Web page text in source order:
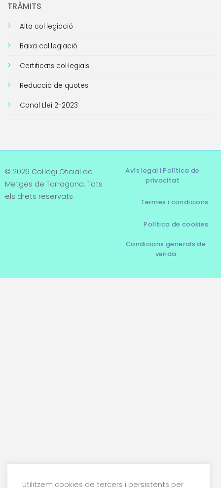
TRÀMITS
Alta col·legiació
Baixa col·legiació
Certificats col·legials
Reducció de quotes
Canal Llei 2-2023
© 2026 Col·legi Oficial de
Metges de Tarragona. Tots
els drets reservats
Avís legal i Política de
privacitat
Termes i condicions
Política de cookies
Condicions generals de
venda
Utilitzem cookies de tercers i persistents per